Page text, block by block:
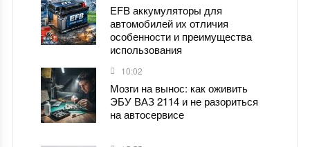
EFB аккумуляторы для
автомобилей их отличия
особенности и преимущества
использования
10:02
Мозги на вынос: как оживить
ЭБУ ВАЗ 2114 и не разориться
на автосервисе